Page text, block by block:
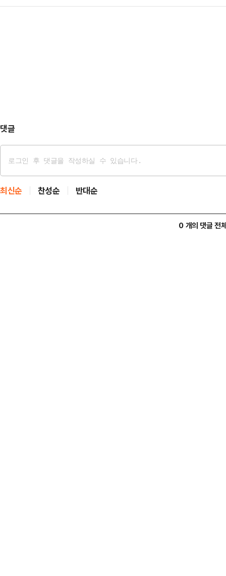
서민은 주택담…
자 하루 만에 대회 출전을 철회했다
법위원장 등 4개 상임위원장 선출
댓글
최신순 찬성순 반대순
0 개의 댓글 전